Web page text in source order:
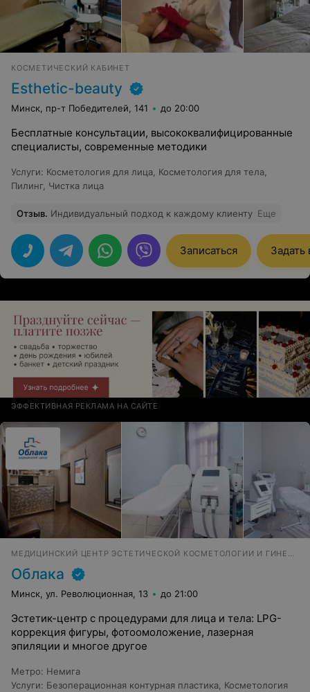
КОСМЕТИЧЕСКИЙ КАБИНЕТ
Esthetic-beauty
Минск, пр-т Победителей, 141 до 20:00
Бесплатные консультации, высококвалифицированные
специалисты, современные методики
Услуги: Косметология для лица, Косметология для тела,
Пилинг, Чистка лица
Отзыв. Индивидуальный подход к каждому клиенту Еще
Записаться Задать
ЭФФЕКТИВНАЯ РЕКЛАМА НА САЙТЕ
МЕДИЦИНСКИЙ ЦЕНТР ЭСТЕТИЧЕСКОЙ КОСМЕТОЛОГИИ И ГИНЕКОЛОГИИ
Облака
Минск, ул. Революционная, 13 до 21:00
Эстетик-центр с процедурами для лица и тела: LPG-
коррекция фигуры, фотоомоложение, лазерная
эпиляции и многое другое
Метро: Немига
Услуги: Безоперационная контурная пластика, Косметология